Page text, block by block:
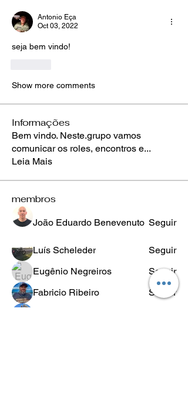
Antonio Eça
Oct 03, 2022
seja bem vindo!
Show more comments
Informações
Bem vindo. Neste.grupo vamos
comunicar os roles, encontros e...
Leia Mais
membros
João Eduardo Benevenuto Seguir
Luís Scheleder
Seguir
Eugênio Negreiros
Seguir
Fabricio Ribeiro
Seguir